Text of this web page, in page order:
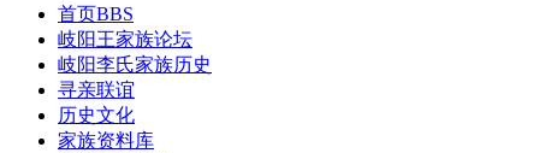
首页BBS
岐阳王家族论坛
岐阳李氏家族历史
寻亲联谊
历史文化
家族资料库